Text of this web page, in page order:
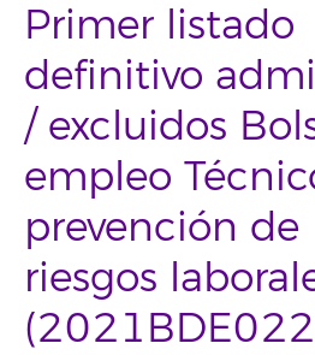
Primer listado
definitivo
/ excluidos
empleo
prevención de
riesgos